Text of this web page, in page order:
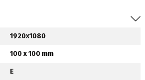
1920x1080
100 x 100 mm
E